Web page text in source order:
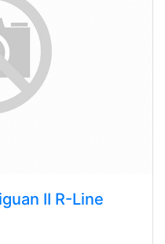
II R-Line